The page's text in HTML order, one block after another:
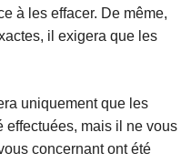
à les effacer. De même,
il exigera que les
uniquement que les
effectuées, mais il ne vous
concernant ont été